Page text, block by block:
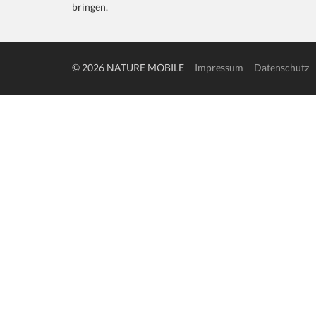
bringen.
© 2026 NATURE MOBILE Impressum Datenschutz